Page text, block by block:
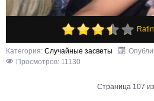
Категория: Случайные засветы
Просмотров: 11130
Страница 107